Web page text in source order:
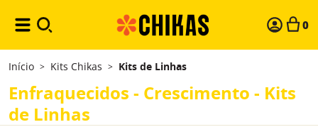
0
Início > Kits Chikas > Kits de Linhas
Enfraquecidos - Crescimento - Kits
de Linhas